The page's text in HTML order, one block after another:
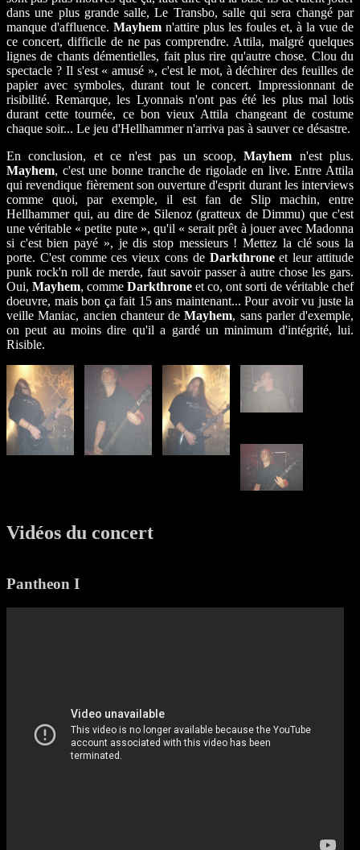
dans une plus grande salle, Le Transbo, salle qui sera changé par
manque d'affluence. Mayhem n'attire plus les foules et, à la vue de
ce concert, difficile de ne pas comprendre. Attila, malgré quelques
lignes de chants démentielles, fait plus rire qu'autre chose. Clou du
spectacle ? Il s'est « amusé », c'est le mot, à déchirer des feuilles de
papier avec symboles, durant tout le concert. Impressionnant de
risibilité. Remarque, les Lyonnais n'ont pas été les plus mal lotis
durant cette tournée, ce bon vieux Attila changeant de costume
chaque soir... Le jeu d'Hellhammer n'arriva pas à sauver ce désastre.
En conclusion, et ce n'est pas un scoop,Mayhem n'est plus.
Mayhem, c'est une bonne tranche de rigolade en live. Entre Attila
qui revendique fièrement son ouverture d'esprit durant les interviews
comme quoi, par exemple, il est fan de Slip machin, entre
Hellhammer qui, au dire de Silenoz (gratteux de Dimmu) que c'est
une véritable « petite pute », qu'il « serait prêt à jouer avec Madonna
si c'est bien payé », je dis stop messieurs ! Mettez la clé sous la
porte. C'est comme ces vieux cons de Darkthroneet leur attitude
punk rock'n roll de merde, faut savoir passer à autre chose les gars.
Oui, Mayhem, comme Darkthrone et co, ont sorti de véritable chef
doeuvre, mais bon ça fait 15 ans maintenant... Pour avoir vu juste la
veille Maniac, ancien chanteur deMayhem, sans parler d'exemple,
on peut au moins dire qu'il a gardé un minimum d'intégrité, lui.
Risible.
Vidéos du concert
Pantheon I